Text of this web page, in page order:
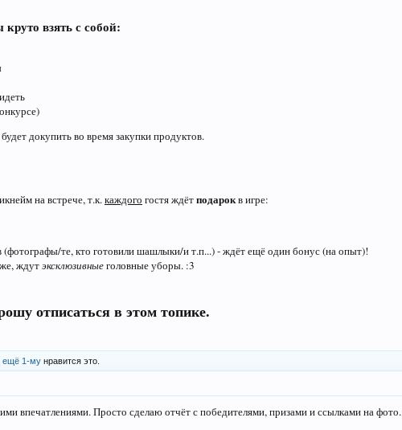
круто взятьс собой:
докупить во время закупки продуктов.
на встрече, т.к.каждого гостя ждётподарокв игре:
(фотографы/те, кто готовили шашлыки/и т.п...) - ждёт ещё один бонус (на опыт)!
ждутэксклюзивныеголовные уборы. :3
отписаться в этом топике.
ещё 1-му нравится это.
впечатлениями. Просто сделаю отчёт с победителями, призами и ссылками на фото.